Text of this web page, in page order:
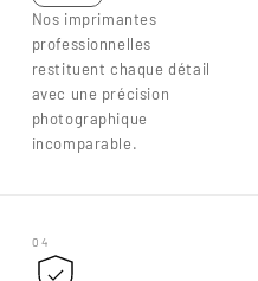
Nos imprimantes
professionnelles
restituent chaque détail
avec une précision
photographique
incomparable.
04